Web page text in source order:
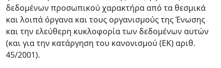
δεδομένων προσωπικού χαρακτήρα από τα θεσμικά
και λοιπά όργανα και τους οργανισμούς της Ένωσης
και την ελεύθερη κυκλοφορία των δεδομένων αυτών
(και για την κατάργηση του κανονισμού (ΕΚ) αριθ.
45/2001).